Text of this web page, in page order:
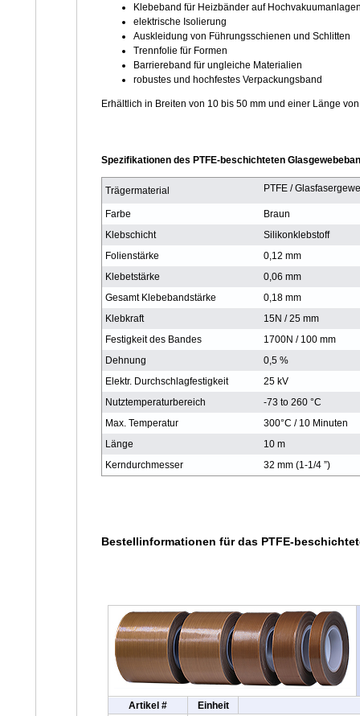
Klebeband für Heizbänder auf
elektrische Isolierung
Auskleidung von Führungsschienen und Schlitten
Trennfolie für Formen
Barriereband für ungleiche Materialien
robustes und hochfestes Verpackungsband
Erhältlich in Breiten von 10 bis 50 mm und einer Länge
Spezifikationen des PTFE-beschichteten
Trägermaterial PTFE /
Farbe
Braun
Klebschicht
Silikonklebstoff
Folienstärke
0,12 mm
Klebetstärke
0,06 mm
Gesamt Klebebandstärke
0,18 mm
Klebkraft
15N / 25 mm
Festigkeit des Bandes
1700N / 100 mm
Dehnung
0,5 %
Elektr. Durchschlagfestigkeit
25 kV
Nutztemperaturbereich
-73 to 260 °C
Max. Temperatur
300°C / 10 Minuten
Länge
10 m
Kerndurchmesser
32 mm (1-1/4 ”)
Bestellinformationen für das PTFE-
Artikel # Einheit